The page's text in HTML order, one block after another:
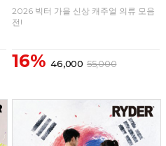
2026 빅터 가을 신상 캐주얼 의류 모음
전!
16% 46,000 55,000